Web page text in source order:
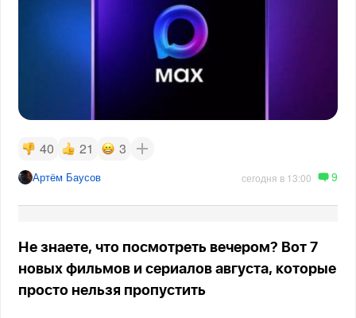
40 21 3
Артём Баусов сегодня в 13:00 9
Не знаете, что посмотреть вечером? Вот 7
новых фильмов и сериалов августа, которые
просто нельзя пропустить